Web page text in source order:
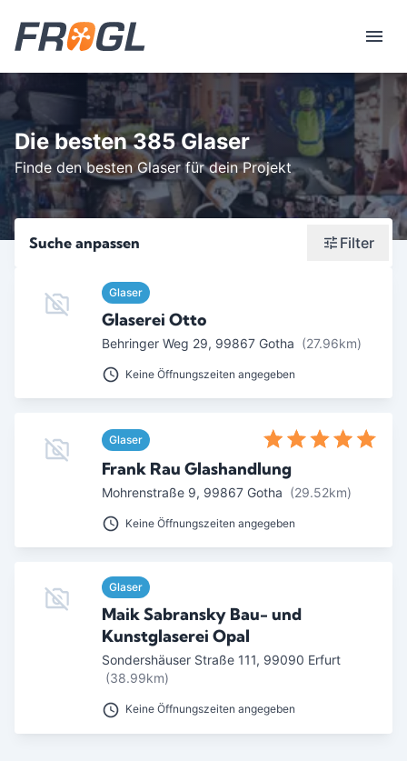
Die besten 385 Glaser
Finde den besten Glaser für dein Projekt
Suche anpassen Filter
Wonach suchst du?
Stadt oder Postleitzahl
Umkreis in Km
1 2 3
SUCHEN
Glaser
Glaserei Otto
Behringer Weg 29, 99867 Gotha (27.96km)
Keine Öffnungszeiten angegeben
Glaser
Frank Rau Glashandlung
Mohrenstraße 9, 99867 Gotha (29.52km)
Keine Öffnungszeiten angegeben
Glaser
Maik Sabransky Bau- und
Kunstglaserei Opal
Sondershäuser Straße 111, 99090 Erfurt
(38.99km)
Keine Öffnungszeiten angegeben